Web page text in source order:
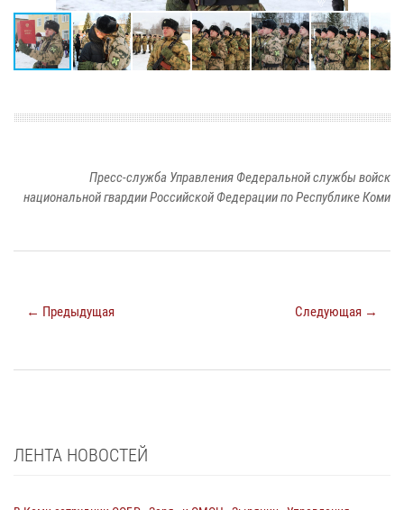
Пресс-служба Управления Федеральной службы войск
национальной гвардии Российской Федерации по Республике Коми
← Предыдущая Следующая →
ЛЕНТА НОВОСТЕЙ